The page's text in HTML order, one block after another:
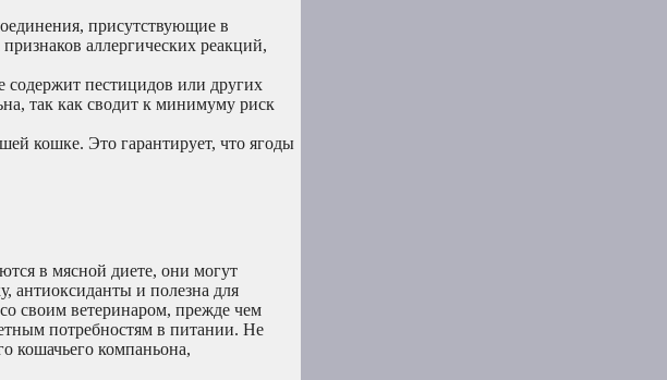
присутствующие в
аллергических реакций,
содержит пестицидов или других
так как сводит к минимуму риск
кошке. Это гарантирует, что ягоды
в мясной диете, они могут
антиоксиданты и полезна для
своим ветеринаром, прежде чем
потребностям в питании. Не
кошачьего компаньона,